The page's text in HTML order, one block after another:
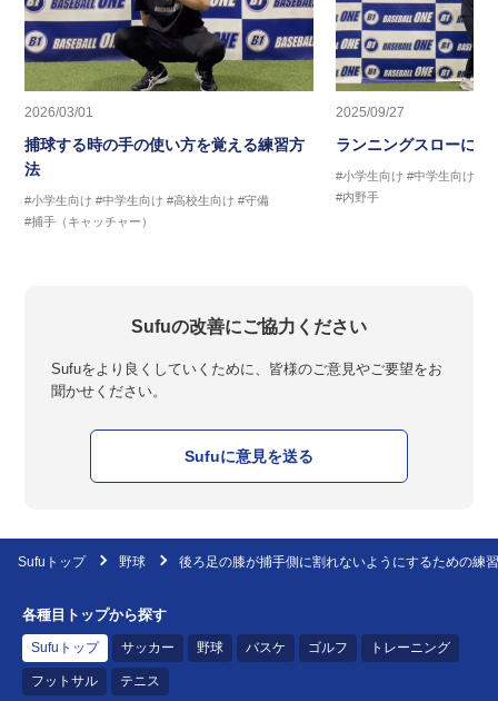
2026/03/01
捕球する時の手の使い方を覚える練習方
法
#小学生向け #中学生向け #高校生向け #守備
#捕手（キャッチャー）
2025/09/27
ランニングスローに繋
#小学生向け #中学生向け
#内野手
Sufuの改善にご協力ください
Sufuをより良くしていくために、皆様のご意見やご要望をお
聞かせください。
Sufuに意見を送る
Sufuトップ 野球 後ろ足の膝が捕手側に割れないようにするための練
各種目トップから探す
Sufuトップ サッカー 野球 バスケ ゴルフ トレーニング
フットサル テニス